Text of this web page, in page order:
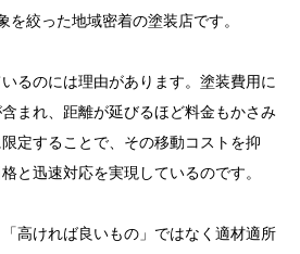
を絞った地域密着の塗装店です。
るのには理由があります。塗装費用に
まれ、距離が延びるほど料金もかさみ
定することで、その移動コストを抑
と迅速対応を実現しているのです。
高ければ良いもの」ではなく適材適所